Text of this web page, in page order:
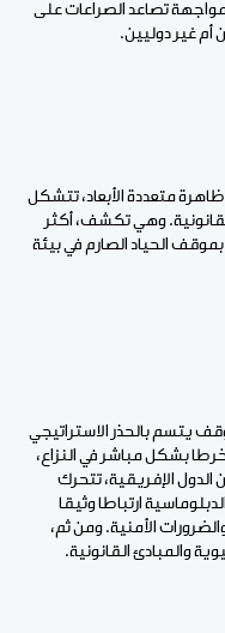
مواجهة تصاعد الصراعات على
أم غير دوليين.
متعددة الأبعاد، تتشكل
وهي تكشف، أكثر
الحياد الصارم في بيئة
يتسم بالحذر الاستراتيجي
بشكل مباشر في النزاع،
الدول الإفريقية، تتحرك
ارتباطا وثيقا
الأمنية. ومن ثم،
والمبادئ القانونية.